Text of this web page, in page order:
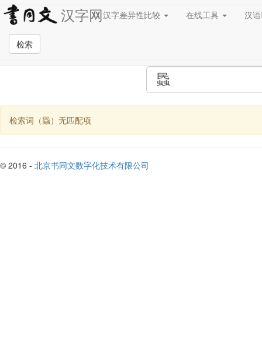
汉字网汉字差异性比较 在线工具 汉
检索
全站检索页面
检索词（蟁）无匹配项
© 2016 - 北京书同文数字化技术有限公司